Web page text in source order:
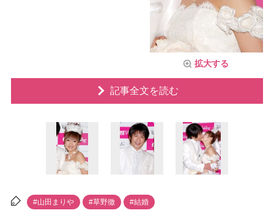
拡大する
記事全文を読む
#山田まり #草野徹 #結婚